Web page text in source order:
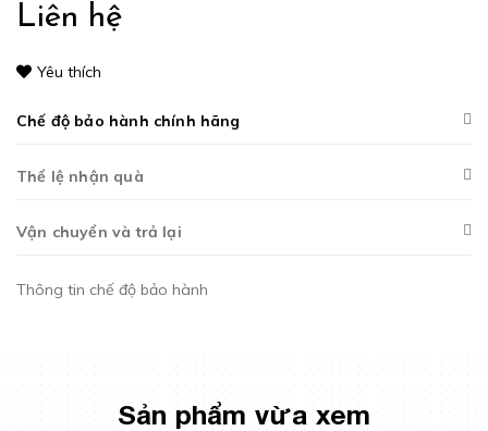
Liên hệ
Yêu thích
Chế độ bảo hành chính hãng
Thể lệ nhận quà
Vận chuyển và trả lại
Thông tin chế độ bảo hành
Sản phẩm vừa xem